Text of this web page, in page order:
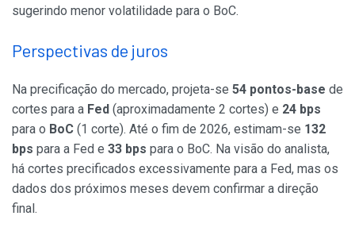
sugerindo menor volatilidade para o BoC.
Perspectivas de juros
Na precificação do mercado, projeta-se 54 pontos-base de
cortes para a Fed (aproximadamente 2 cortes) e 24 bps
para o BoC (1 corte). Até o fim de 2026, estimam-se 132
bps para a Fed e 33 bps para o BoC. Na visão do analista,
há cortes precificados excessivamente para a Fed, mas os
dados dos próximos meses devem confirmar a direção
final.